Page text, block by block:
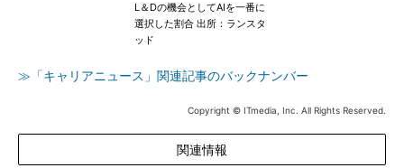
L＆Dの機会としてAIを一番に
選択した割合 出所：ランスタ
ッド
≫「キャリアニュース」関連記事のバックナンバー
Copyright © ITmedia, Inc. All Rights Reserved.
関連情報